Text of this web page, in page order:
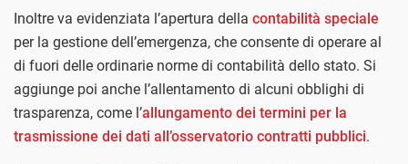
Inoltre va evidenziata l’apertura della contabilità speciale
per la gestione dell’emergenza, che consente di operare al
di fuori delle ordinarie norme di contabilità dello stato. Si
aggiunge poi anche l’allentamento di alcuni obblighi di
trasparenza, come l’allungamento dei termini per la
trasmissione dei dati all’osservatorio contratti pubblici.